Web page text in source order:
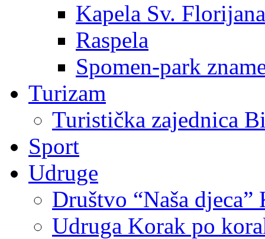
Kapela Sv. Florijana
Raspela
Spomen-park
Turizam
Turistička zajednica
Sport
Udruge
Društvo “Naša djeca”
Udruga Korak po